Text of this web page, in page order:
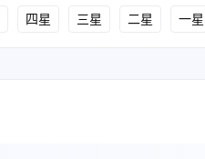
四星 三星 二星 一星